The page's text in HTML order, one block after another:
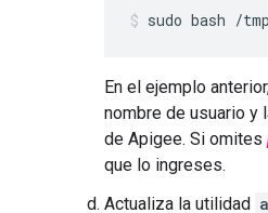
sudo bash /
En el ejemplo
nombre de usuario y
de Apigee. Si omites
que lo ingreses.
Actualiza la utilidad